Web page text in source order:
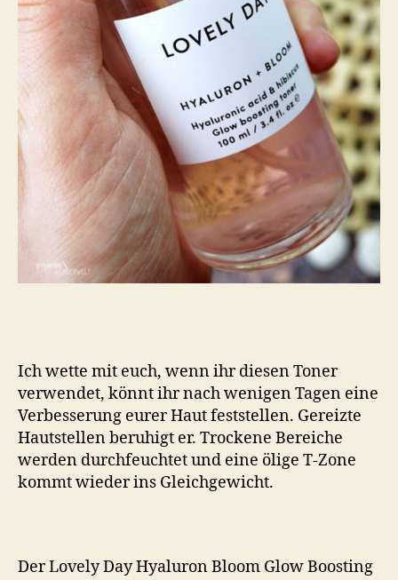
Ich wette mit euch, wenn ihr diesen Toner
verwendet, könnt ihr nach wenigen Tagen eine
Verbesserung eurer Haut feststellen. Gereizte
Hautstellen beruhigt er. Trockene Bereiche
werden durchfeuchtet und eine ölige T-Zone
kommt wieder ins Gleichgewicht.
Der Lovely Day Hyaluron Bloom Glow Boosting